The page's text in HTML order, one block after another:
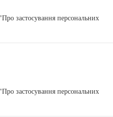
застосування персональних
застосування персональних